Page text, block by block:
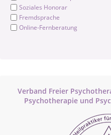
Soziales Honorar
Fremdsprache
Online-Fernberatung
Verband Freier
Psychotherapie und